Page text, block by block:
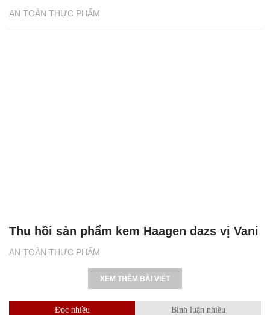
AN TOÀN THỰC PHẨM
AN TOÀN THỰC PHẨM
Thu hồi sản phẩm kem Haagen dazs vị Vani
XEM THÊM BÀI VIẾT
Đọc nhiều Bình luận nhiều